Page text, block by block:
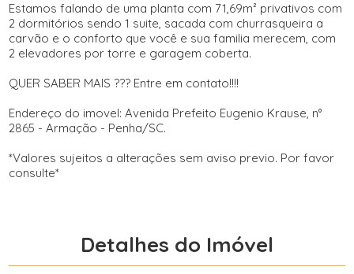
Estamos falando de uma planta com 71,69m² privativos com
2 dormitórios sendo 1 suite, sacada com churrasqueira a
carvão e o conforto que você e sua familia merecem, com
2 elevadores por torre e garagem coberta.
QUER SABER MAIS ??? Entre em contato!!!!
Endereço do imovel: Avenida Prefeito Eugenio Krause, n°
2865 - Armação - Penha/SC.
*Valores sujeitos a alterações sem aviso previo. Por favor
consulte*
Detalhes do Imóvel